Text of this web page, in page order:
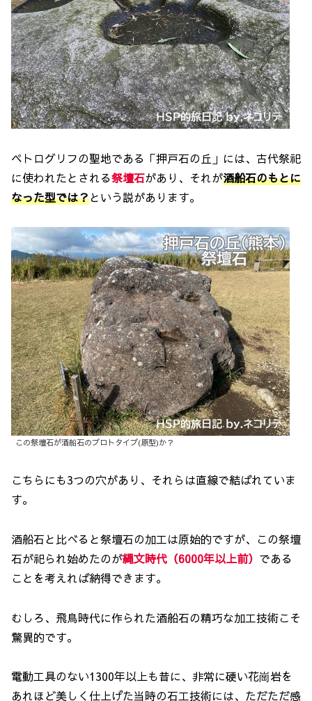
ペトログリフの聖地である「押戸石の丘」には、古代祭祀
に使われたとされる祭壇石があり、それが酒船石のもとに
なった型では？という説があります。
この祭壇石が酒船石のプロトタイプ(原型)か？
こちらにも3つの穴があり、それらは直線で結ばれていま
す。
酒船石と比べると祭壇石の加工は原始的ですが、この祭壇
石が祀られ始めたのが縄文時代 （6000年以上前） である
ことを考えれば納得できます。
むしろ、飛鳥時代に作られた酒船石の精巧な加工技術こそ
驚異的です。
電動工具のない1300年以上も昔に、非常に硬い花崗岩を
あれほど美しく仕上げた当時の石工技術には、ただただ感